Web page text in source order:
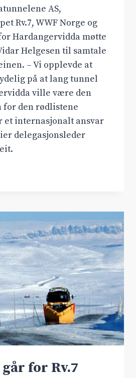
AS,
Rv.7, WWF Norge og
Hardangervidda møtte
Helgesen til samtale
– Vi opplevde at
på at lang tunnel
ville være den
for den rødlistene
et internasjonalt ansvar
delegasjonsleder
for Rv.7